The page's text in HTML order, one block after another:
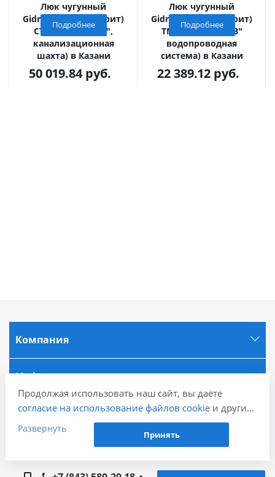
Люк чугунный
Gidrolica Street (Стрит)
СТ(Е600)-2-60 ("К",
канализационная
шахта) в Казани
50 019.84руб.
Подробнее
Люк чугунный
Gidrolica Street (Стрит)
ТМ(Д400)-2-60 ("В"
водопроводная
система) в Казани
22 389.12 руб.
Подробнее
Компания
Информация
Города
Наши контакты
Продолжая использовать наш сайт, вы даёте
согласие на использование файлов cookieи других
пользовательских данных (включая IP-адрес,
сведения о местоположении, устройстве, действиях
Развернуть
Принять